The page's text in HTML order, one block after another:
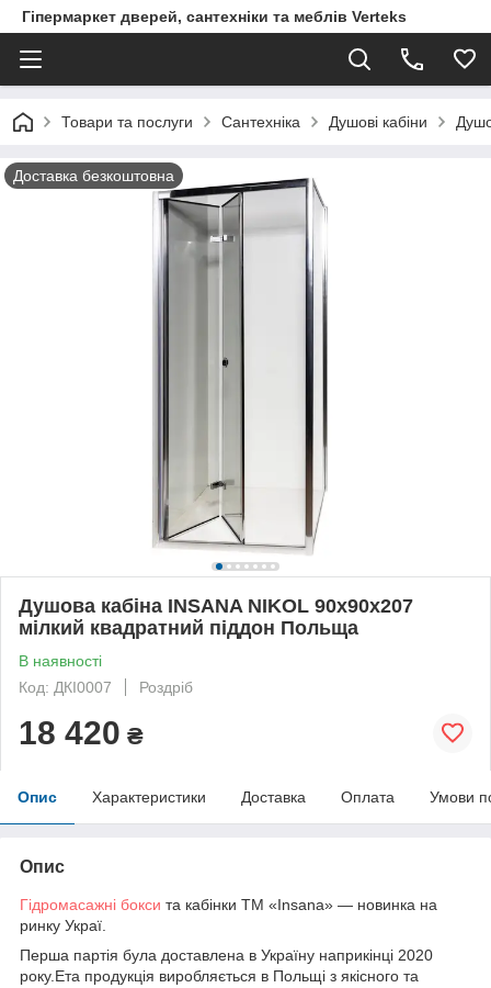
Гіпермаркет дверей, сантехніки та меблів Verteks
Товари та послуги Сантехніка Душові кабіни
Доставка безкоштовна
Душова кабіна INSANA NIKOL 90x90x207
мілкий квадратний піддон Польща
В наявності
Код: ДКІ0007
Роздріб
18 420 ₴
Опис Характеристики Доставка Оплата Умови
Опис
Гідромасажні бокси та кабінки ТМ «Insana» — новинка на
ринку Украї.
Перша партія була доставлена в Україну наприкінці 2020
року.Ета продукція виробляється в Польщі з якісного та